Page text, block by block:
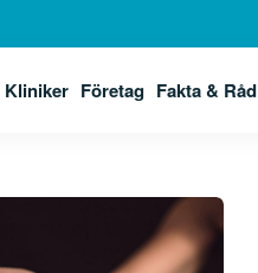
Kliniker Företag Fakta & Råd